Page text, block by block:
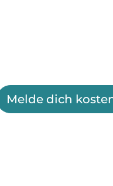
Melde dich